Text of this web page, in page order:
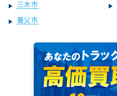
三木市
養父市